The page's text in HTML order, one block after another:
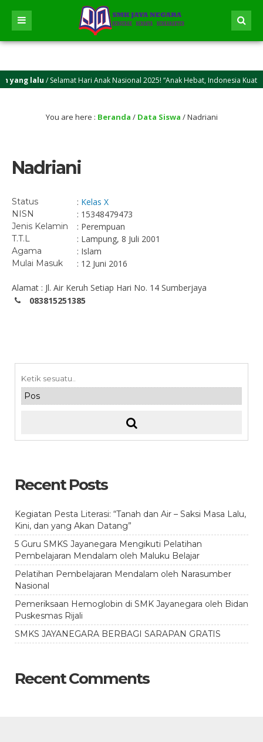
yang lalu/ Selamat Hari Anak Nasional 2025! “Anak Hebat, Indonesia Kuat
yang lalu/ Selamat Idul Adha 2025M/1446 H! Semoga kasih sayang dan
You are here : Beranda / Data Siswa /Nadriani
Nadriani
Status : Kelas X
NISN : 15348479473
Jenis Kelamin : Perempuan
T.T.L : Lampung, 8 Juli 2001
Agama : Islam
Mulai Masuk : 12 Juni 2016
Alamat : Jl. Air Keruh Setiap Hari No. 14 Sumberjaya
083815251385
Recent Posts
Kegiatan Pesta Literasi: “Tanah dan Air – Saksi Masa Lalu,
Kini, dan yang Akan Datang”
5 Guru SMKS Jayanegara Mengikuti Pelatihan
Pembelajaran Mendalam oleh Maluku Belajar
Pelatihan Pembelajaran Mendalam oleh Narasumber
Nasional
Pemeriksaan Hemoglobin di SMK Jayanegara oleh Bidan
Puskesmas Rijali
SMKS JAYANEGARA BERBAGI SARAPAN GRATIS
Recent Comments